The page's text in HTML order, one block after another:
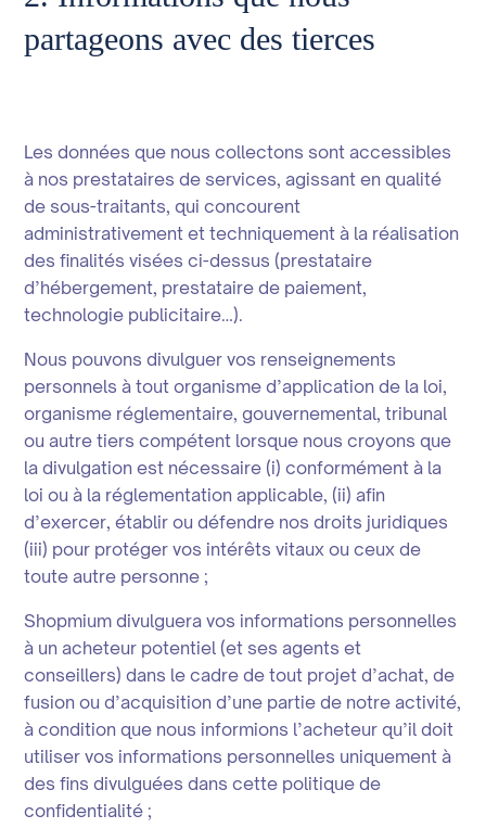
partageons avec des tierces
Les données que nous collectons sont accessibles
à nos prestataires de services, agissant en qualité
de sous-traitants, qui concourent
administrativement et techniquement à la réalisation
des finalités visées ci-dessus (prestataire
d’hébergement, prestataire de paiement,
technologie publicitaire…).
Nous pouvons divulguer vos renseignements
personnels à tout organisme d’application de la loi,
organisme réglementaire, gouvernemental, tribunal
ou autre tiers compétent lorsque nous croyons que
la divulgation est nécessaire (i) conformément à la
loi ou à la réglementation applicable, (ii) afin
d’exercer, établir ou défendre nos droits juridiques
(iii) pour protéger vos intérêts vitaux ou ceux de
toute autre personne ;
Shopmium divulguera vos informations personnelles
à un acheteur potentiel (et ses agents et
conseillers) dans le cadre de tout projet d’achat, de
fusion ou d’acquisition d’une partie de notre activité,
à condition que nous informions l’acheteur qu’il doit
utiliser vos informations personnelles uniquement à
des fins divulguées dans cette politique de
confidentialité ;